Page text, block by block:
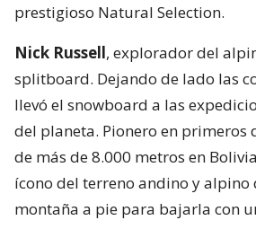
prestigioso Natural Selection.
Nick Russell, explorador del
splitboard. Dejando de lado las
llevó el snowboard a las
del planeta. Pionero en primeros
de más de 8.000 metros en
ícono del terreno andino y alpino
montaña a pie para bajarla con